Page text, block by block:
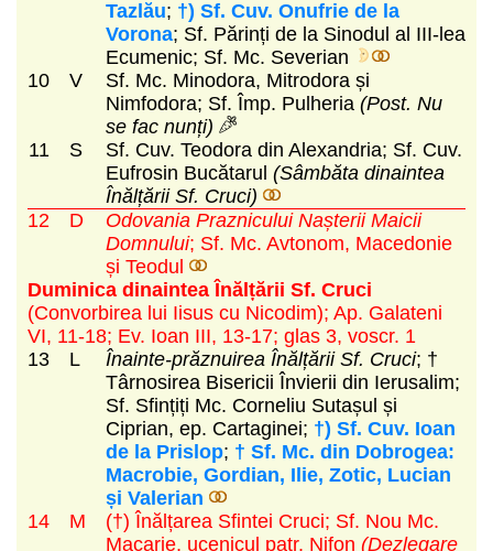
Tazlău; †) Sf. Cuv. Onufrie de la
Vorona; Sf. Părinți de la Sinodul al III-lea
Ecumenic; Sf. Mc. Severian
10
V
Sf. Mc. Minodora, Mitrodora și
Nimfodora; Sf. Împ. Pulheria (Post. Nu
se fac nunți)
11
S
Sf. Cuv. Teodora din Alexandria; Sf. Cuv.
Eufrosin Bucătarul (Sâmbăta dinaintea
Înălțării Sf. Cruci)
12
D
Odovania Praznicului Nașterii Maicii
Domnului; Sf. Mc. Avtonom, Macedonie
și Teodul
Duminica dinaintea Înălțării Sf. Cruci
(Convorbirea lui Iisus cu Nicodim); Ap. Galateni
VI, 11-18; Ev. Ioan III, 13-17; glas 3, voscr. 1
13
L Înainte-prăznuirea Înălțării Sf. Cruci; †
Târnosirea Bisericii Învierii din Ierusalim;
Sf. Sfințiți Mc. Corneliu Sutașul și
Ciprian, ep. Cartaginei; †) Sf. Cuv. Ioan
de la Prislop; † Sf. Mc. din Dobrogea:
Macrobie, Gordian, Ilie, Zotic, Lucian
și Valerian
14
M
(†) Înălțarea Sfintei Cruci; Sf. Nou Mc.
Macarie, ucenicul patr. Nifon (Dezlegare